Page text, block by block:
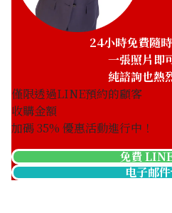
24小時免費隨
一張照片即
純諮詢也熱
僅限透過LINE預約的顧客
收購金額
加碼35% 優惠活動進行中！
免費
电子邮